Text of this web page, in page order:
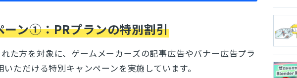
ーン①：PRプランの特別割引
た方を対象に、ゲームメーカーズの記事広告やバナー広告プラ
ただける特別キャンペーンを実施しています。